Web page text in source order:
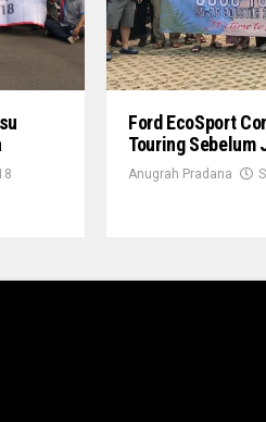
Ford EcoSport
Touring Sebelum
Anugrah Pradana